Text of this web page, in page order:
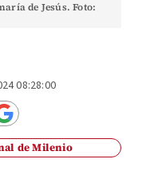
de Jesús. Foto:
08:28:00
de Milenio